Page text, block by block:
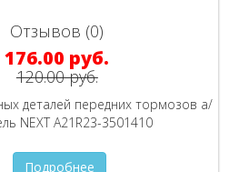
Отзывов (0)
176.00 руб.
120.00 руб.
деталей передних тормозов а/
NEXT A21R23-3501410
Подробнее